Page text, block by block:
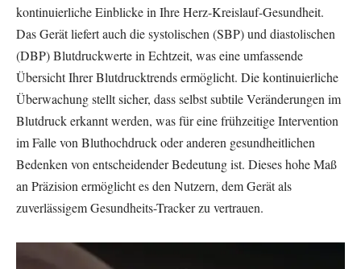
kontinuierliche Einblicke in Ihre Herz-Kreislauf-Gesundheit.
Das Gerät liefert auch die systolischen (SBP) und diastolischen
(DBP) Blutdruckwerte in Echtzeit, was eine umfassende
Übersicht Ihrer Blutdrucktrends ermöglicht. Die kontinuierliche
Überwachung stellt sicher, dass selbst subtile Veränderungen im
Blutdruck erkannt werden, was für eine frühzeitige Intervention
im Falle von Bluthochdruck oder anderen gesundheitlichen
Bedenken von entscheidender Bedeutung ist. Dieses hohe Maß
an Präzision ermöglicht es den Nutzern, dem Gerät als
zuverlässigem Gesundheits-Tracker zu vertrauen.